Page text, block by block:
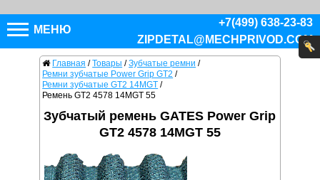
МЕНЮ
+7(499) 638-23-83
ZIPDETAL@MECHPRIVOD.COM
Главная / Товары / Зубчатые ремни /
Ремни зубчатые Power Grip GT2 /
Ремни зубчатые GT2 14MGT /
Ремень GT2 4578 14MGT 55
Зубчатый ремень GATES Power Grip
GT2 4578 14MGT 55